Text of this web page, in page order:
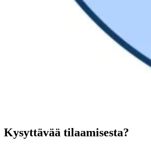
Kysyttävää tilaamisesta?